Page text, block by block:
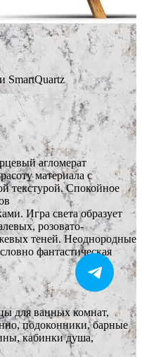
SmartQuartz
агломерат
материала с
текстурой. Спокойное
Игра света образует
розовато-
теней. Неоднородные
фантастическая
для ванных комнат,
подоконники, барные
кабинки душа,